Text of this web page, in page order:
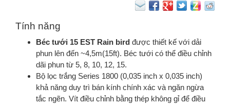
Tính năng
Béc tưới 15 EST Rain bird được thiết kế với dải
phun lên đến ~4,5m(15ft). Béc tưới có thể điều chỉnh
dãi phun từ 5, 8, 10, 12, 15.
Bộ lọc trắng Series 1800 (0,035 inch x 0,035 inch)
khả năng duy trì bán kính chính xác và ngăn ngừa
tắc ngẽn. Vít điều chỉnh bằng thép không gỉ để điều